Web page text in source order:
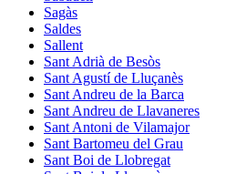
Sagàs
Saldes
Sallent
Sant Adrià de Besòs
Sant Agustí de Lluçanès
Sant Andreu de la Barca
Sant Andreu de Llavaneres
Sant Antoni de Vilamajor
Sant Bartomeu del Grau
Sant Boi de Llobregat